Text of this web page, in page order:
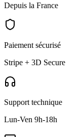
Depuis la France
Paiement sécurisé
Stripe + 3D Secure
Support technique
Lun-Ven 9h-18h